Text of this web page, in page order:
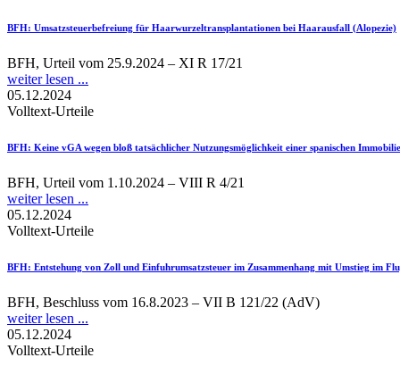
BFH: Umsatzsteuerbefreiung für Haarwurzeltransplantationen bei Haarausfall (Alopezie)
BFH, Urteil vom 25.9.2024 – XI R 17/21
weiter lesen ...
05.12.2024
Volltext-Urteile
BFH: Keine vGA wegen bloß tatsächlicher Nutzungsmöglichkeit einer spanischen Immobilie
BFH, Urteil vom 1.10.2024 – VIII R 4/21
weiter lesen ...
05.12.2024
Volltext-Urteile
BFH: Entstehung von Zoll und Einfuhrumsatzsteuer im Zusammenhang mit Umstieg im
BFH, Beschluss vom 16.8.2023 – VII B 121/22 (AdV)
weiter lesen ...
05.12.2024
Volltext-Urteile